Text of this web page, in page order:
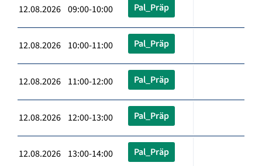
12.08.2026 09:00-10:00 Pal_Präp
12.08.2026 10:00-11:00 Pal_Präp
12.08.2026 11:00-12:00 Pal_Präp
12.08.2026 12:00-13:00 Pal_Präp
12.08.2026 13:00-14:00 Pal_Präp